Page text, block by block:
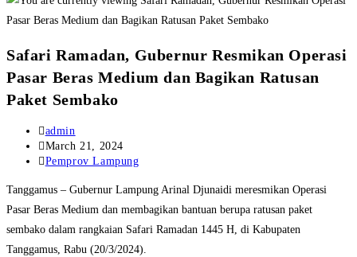
Safari Ramadan, Gubernur Resmikan Operasi
Pasar Beras Medium dan Bagikan Ratusan
Paket Sembako
Post
author:
admin
Post
published:
March 21, 2024
Post
Pemprov Lampung
Tanggamus – Gubernur Lampung Arinal Djunaidi meresmikan Operasi
Pasar Beras Medium dan membagikan bantuan berupa ratusan paket
sembako dalam rangkaian Safari Ramadan 1445 H, di Kabupaten
Tanggamus, Rabu (20/3/2024).